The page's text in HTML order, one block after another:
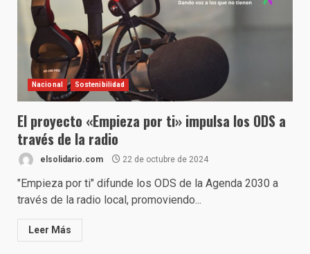
Nacional Sostenibilidad
El proyecto «Empieza por ti» impulsa los ODS a
través de la radio
elsolidario.com 22 de octubre de 2024
"Empieza por ti" difunde los ODS de la Agenda 2030 a
través de la radio local, promoviendo...
Leer Más